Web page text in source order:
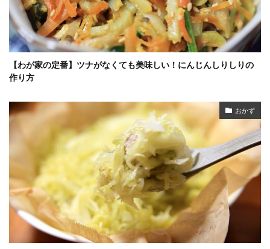
【わが家の定番】ツナがなくても美味しい！にんじんしりしりの
作り方
おかず